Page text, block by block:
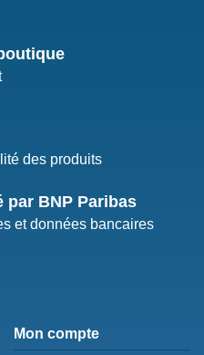
des produits
par BNP Paribas
et données bancaires
Mon compte